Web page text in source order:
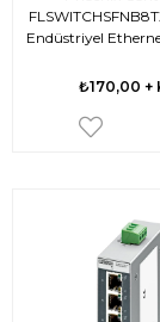
Endüstriyel
₺170,00 +